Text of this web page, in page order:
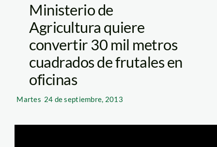
Ministerio de
Agricultura quiere
convertir 30 mil metros
cuadrados de frutales en
oficinas
Martes 24 de septiembre, 2013